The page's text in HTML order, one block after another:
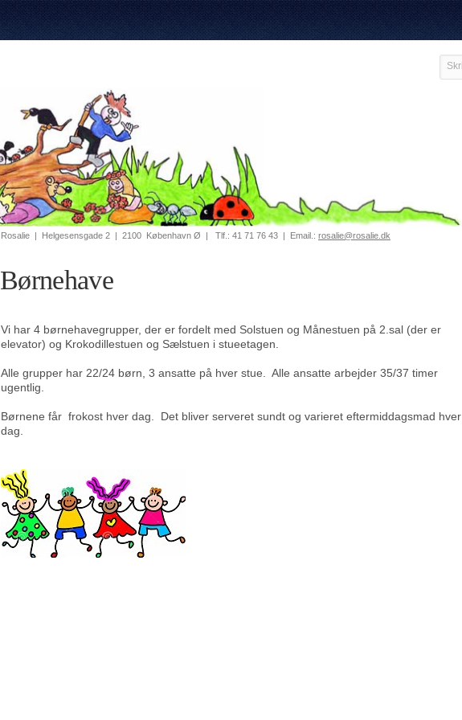
Rosalie Helgesensgade 2 2100 København Ø Tlf.: 41 71 76 43 Email.: rosalie@rosalie.dk
Børnehave
Vi har 4 børnehavegrupper, der er fordelt med Solstuen og Månestuen på 2.sal (der er
elevator) og Krokodillestuen og Sælstuen i stueetagen.
Alle grupper har 22/24 børn, 3 ansatte på hver stue. Alle ansatte arbejder 35/37 timer
ugentlig.
Børnene får frokost hver dag. Det bliver serveret sundt og varieret eftermiddagsmad hver
dag.